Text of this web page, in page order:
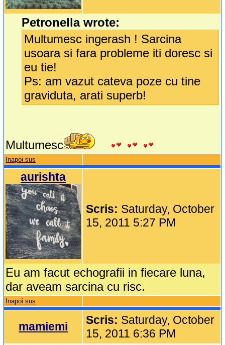
Petronella wrote:
Multumesc ingerash ! Sarcina
usoara si fara probleme iti doresc si
eu tie!
Ps: am vazut cateva poze cu tine
graviduta, arati superb!
Multumesc
Inapoi sus
aurishta
Scris: Saturday, October
15, 2011 5:27 PM
Eu am facut echografii in fiecare luna,
dar aveam sarcina cu risc.
Inapoi sus
mamiemi Scris: Saturday, October
15, 2011 6:36 PM